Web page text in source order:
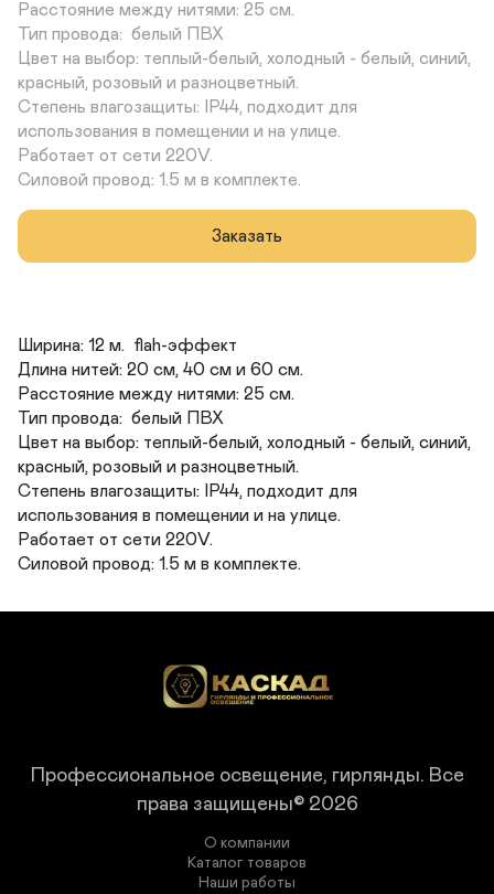
Расстояние между нитями: 25 см.
Тип провода:  белый ПВХ
Цвет на выбор: теплый-белый, холодный - белый, синий,
красный, розовый и разноцветный.
Степень влагозащиты: IP44, подходит для
использования в помещении и на улице.
Работает от сети 220V.
Силовой провод: 1.5 м в комплекте.
Заказать
Ширина: 12 м.  flah-эффект
Длина нитей: 20 см, 40 см и 60 см.
Расстояние между нитями: 25 см.
Тип провода:  белый ПВХ
Цвет на выбор: теплый-белый, холодный - белый, синий,
красный, розовый и разноцветный.
Степень влагозащиты: IP44, подходит для
использования в помещении и на улице.
Работает от сети 220V.
Силовой провод: 1.5 м в комплекте.
Профессиональное освещение, гирлянды. Все
права защищены© 2026
О компании
Каталог товаров
Наши работы